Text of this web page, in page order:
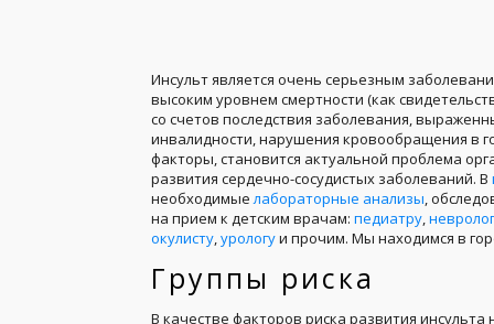
Инсульт является очень серьезным
высоким уровнем смертности (как
со счетов последствия заболевания,
инвалидности, нарушения кровообращения в
факторы, становится актуальной проблема
развития сердечно-сосудистых заболеваний. В
необходимыелабораторные анализы,
на прием к детским врачам: педиатру,
окулисту,урологуи прочим. Мы находимся в
Группы риска
В качестве факторов риска развития